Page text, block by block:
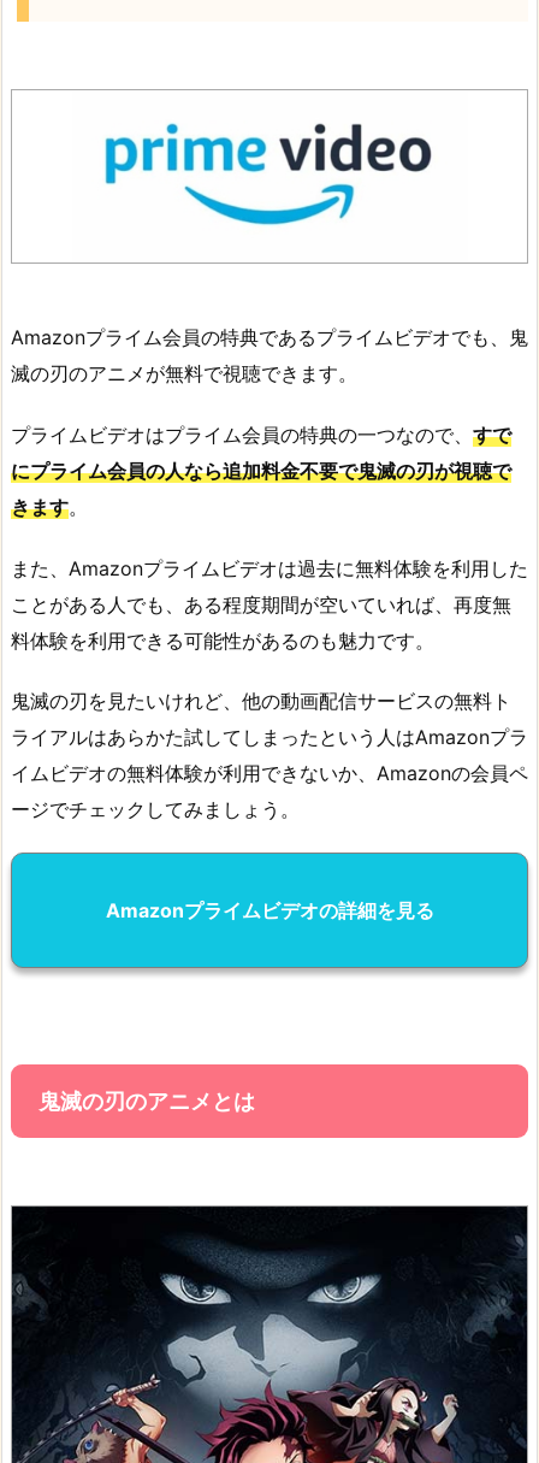
Amazonプライム会員の特典であるプライムビデオでも、鬼
滅の刃のアニメが無料で視聴できます。
プライムビデオはプライム会員の特典の一つなので、 すで
にプライム会員の人なら追加料金不要で鬼滅の刃が視聴で
きます。
また、Amazonプライムビデオは過去に無料体験を利用した
ことがある人でも、ある程度期間が空いていれば、再度無
料体験を利用できる可能性があるのも魅力です。
鬼滅の刃を見たいけれど、他の動画配信サービスの無料ト
ライアルはあらかた試してしまったという人はAmazonプラ
イムビデオの無料体験が利用できないか、Amazonの会員ペ
ージでチェックしてみましょう。
Amazonプライムビデオの詳細を見る
鬼滅の刃のアニメとは